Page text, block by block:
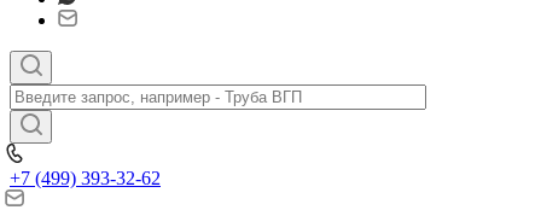
+7 (499) 393-32-62